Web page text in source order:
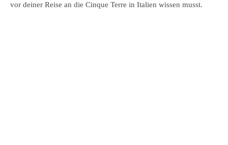
vor deiner Reise an die Cinque Terre in Italien wissen musst.